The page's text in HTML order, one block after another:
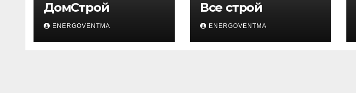
ДомСтрой
ENERGOVENTMA
Все строй
ENERGOVENTMA